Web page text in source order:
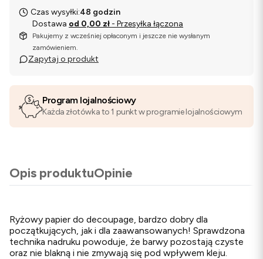
Czas wysyłki:48 godzin
Dostawa od 0,00 zł - Przesyłka łączona
Pakujemy z wcześniej opłaconym i jeszcze nie wysłanym
zamówieniem.
Zapytaj o produkt
Program lojalnościowy
Każda złotówka to 1 punkt w programie lojalnościowym
Opis produktuOpinie
Ryżowy papier do decoupage, bardzo dobry dla
początkujących, jak i dla zaawansowanych! Sprawdzona
technika nadruku powoduje, że barwy pozostają czyste
oraz nie blakną i nie zmywają się pod wpływem kleju.